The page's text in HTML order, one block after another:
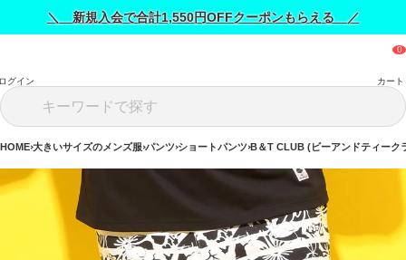
＼ 新規入会で合計1,550円OFFクーポンもらえる ／
グイン カート
HOME 大きいサイズのメンズ服 パンツ ショートパンツ B＆T CLUB (ビーアンドティーク